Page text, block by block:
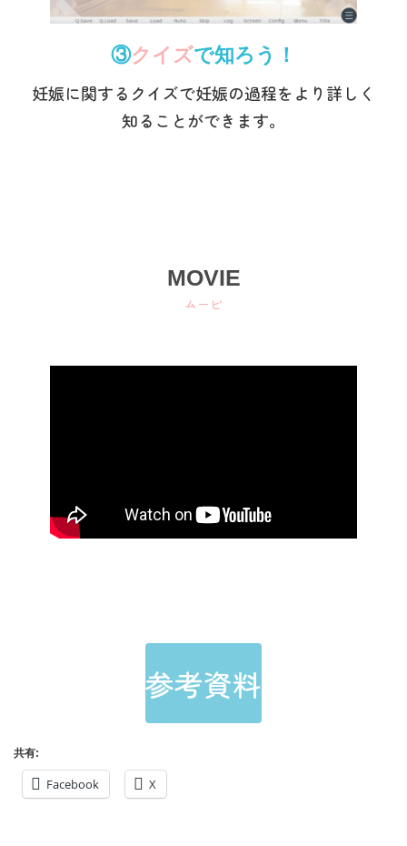
③クイズで知ろう！
妊娠に関するクイズで妊娠の過程をより詳しく
知ることができます。
MOVIE
ムービ
参考資料
共有:
Facebook X